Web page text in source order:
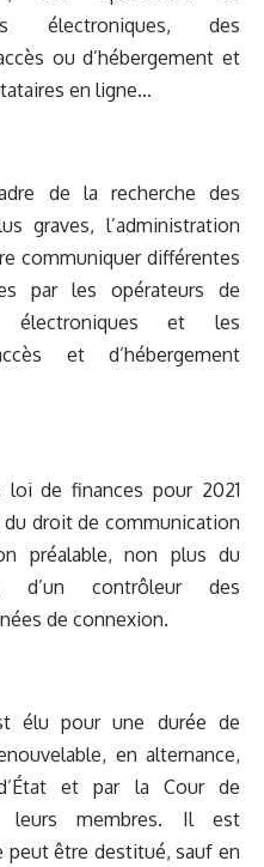
électroniques, des
ou d’hébergement et
en ligne…
de la recherche des
graves, l’administration
communiquer différentes
par les opérateurs de
électroniques et les
et d’hébergement
loi de finances pour 2021
du droit de communication
préalable, non plus du
d’un contrôleur des
de connexion.
élu pour une durée de
en alternance,
et par la Cour de
leurs membres. Il est
peut être destitué, sauf en